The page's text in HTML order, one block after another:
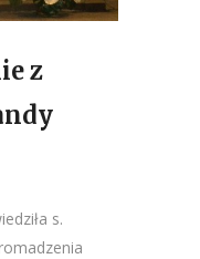
z
s.